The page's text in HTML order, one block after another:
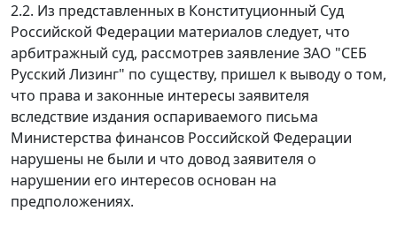
2.2. Из представленных в Конституционный Суд
Российской Федерации материалов следует, что
арбитражный суд, рассмотрев заявление ЗАО "СЕБ
Русский Лизинг" по существу, пришел к выводу о том,
что права и законные интересы заявителя
вследствие издания оспариваемого письма
Министерства финансов Российской Федерации
нарушены не были и что довод заявителя о
нарушении его интересов основан на
предположениях.